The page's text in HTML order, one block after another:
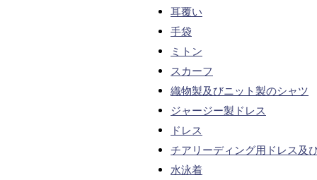
耳覆い
手袋
ミトン
スカーフ
織物製及びニット製のシャツ
ジャージー製ドレス
ドレス
チアリーディング用ドレス及
水泳着